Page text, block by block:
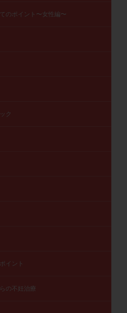
のポイント〜女性編〜
ク
イント
の不妊治療